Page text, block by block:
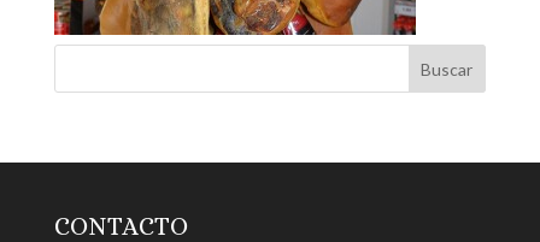
CONTACTO